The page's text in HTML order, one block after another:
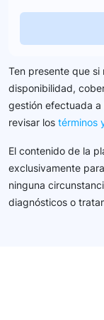
Ten presente que si
disponibilidad,
gestión efectuada a
revisar los términos
El contenido de la
exclusivamente
ninguna
diagnósticos o